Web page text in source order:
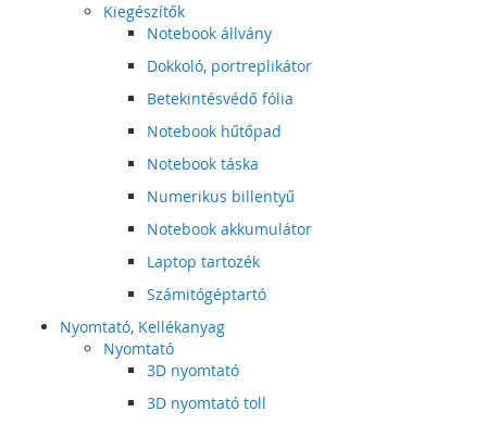
Kiegészítők
Notebook állvány
Dokkoló, portreplikátor
Betekintésvédő fólia
Notebook hűtőpad
Notebook táska
Numerikus billentyű
Notebook akkumulátor
Laptop tartozék
Számitógéptartó
Nyomtató, Kellékanyag
Nyomtató
3D nyomtató
3D nyomtató toll